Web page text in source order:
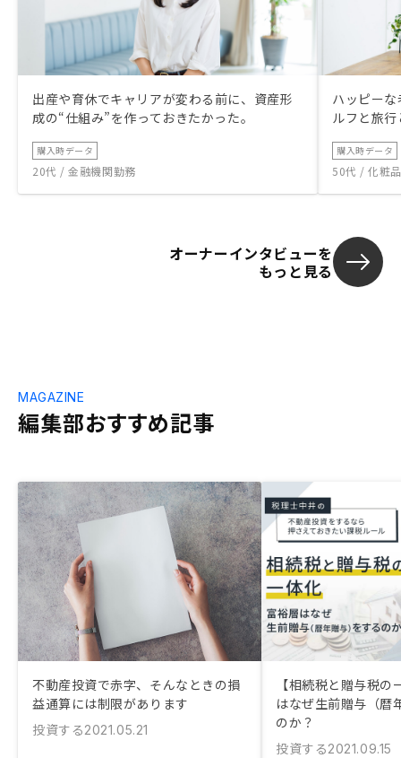
出産や育休でキャリアが変わる前に、資産形
成の“仕組み”を作っておきたかった。
購入時データ
20代 / 金融機関勤務
ハッピー
ルフと旅
購入時データ
50代 / 化粧
オーナーインタビューを
もっと見る
編集部おすすめ記事
MAGAZINE
不動産投資で赤字、そんなときの損
益通算には制限があります
投資する2021.05.21
【相続税と贈与税
はなぜ生前贈与（暦
のか？
投資する2021.09.15